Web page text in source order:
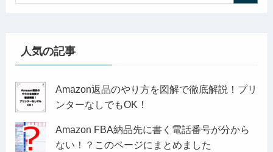
人気の記事
Amazon返品のやり方を図解で徹底解説！プリ
ンターなしでもOK！
Amazon FBA納品先に書く電話番号が分から
ない！？このページにまとめました